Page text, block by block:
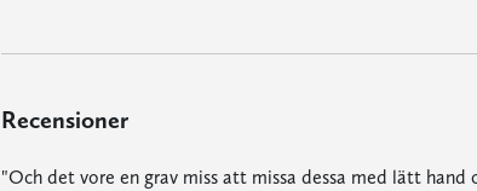
Recensioner
"Och det vore en grav miss att missa dessa med lätt hand